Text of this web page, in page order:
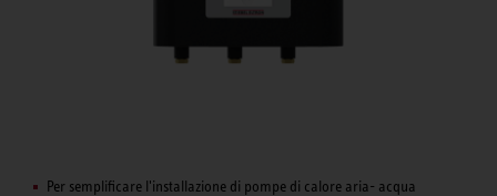
Per semplificare l'installazione di pompe di calore aria- acqua